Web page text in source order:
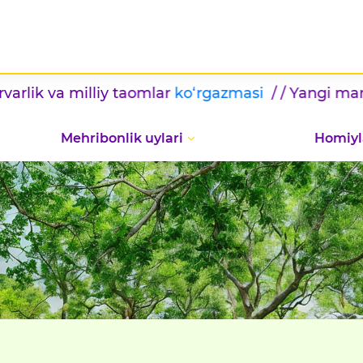
va milliy taomlarko‘rgazmasi/ / Yangi marralar
Mehribonlik uylari